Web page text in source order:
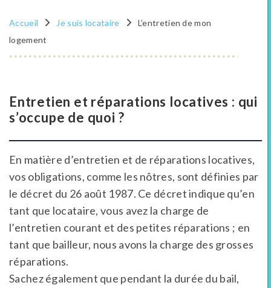
Accueil Je suis locataire
L’entretien de mon
logement
Entretien et réparations locatives : qui
s’occupe de quoi ?
En matière d’entretien et de réparations locatives,
vos obligations, comme les nôtres, sont définies par
le décret du 26 août 1987. Ce décret indique qu’en
tant que locataire, vous avez la charge de
l’entretien courant et des petites réparations ; en
tant que bailleur, nous avons la charge des grosses
réparations.
Sachez également que pendant la durée du bail,